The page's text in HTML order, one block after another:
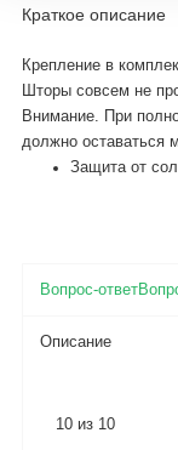
Краткое описание
Крепление в
Шторы совсем не
Внимание. При
должно оставаться
Защита от
Описание
10 из 10